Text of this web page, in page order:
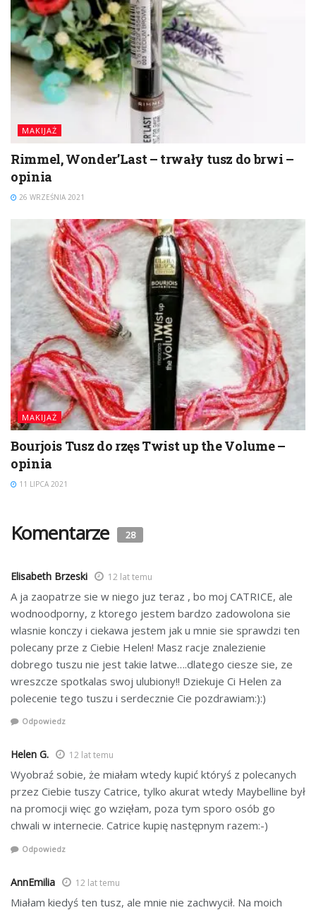
MAKIJAŻ
Rimmel, Wonder’Last – trwały tusz do brwi –
opinia
26 WRZEŚNIA 2021
MAKIJAŻ
Bourjois Tusz do rzęs Twist up the Volume –
opinia
11 LIPCA 2021
Komentarze 28
Elisabeth Brzeski 12 lat temu
A ja zaopatrze sie w niego juz teraz , bo moj CATRICE, ale
wodnoodporny, z ktorego jestem bardzo zadowolona sie
wlasnie konczy i ciekawa jestem jak u mnie sie sprawdzi ten
polecany prze z Ciebie Helen! Masz racje znalezienie
dobrego tuszu nie jest takie latwe….dlatego ciesze sie, ze
wreszcze spotkalas swoj ulubiony!! Dziekuje Ci Helen za
polecenie tego tuszu i serdecznie Cie pozdrawiam:):)
Odpowiedz
Helen G. 12 lat temu
Wyobraź sobie, że miałam wtedy kupić któryś z polecanych
przez Ciebie tuszy Catrice, tylko akurat wtedy Maybelline był
na promocji więc go wzięłam, poza tym sporo osób go
chwali w internecie. Catrice kupię następnym razem:-)
Odpowiedz
AnnEmilia 12 lat temu
Miałam kiedyś ten tusz, ale mnie nie zachwycił. Na moich